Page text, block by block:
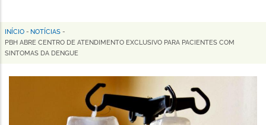
Horizonte
Trilha
de
navegação
INÍCIO - NOTÍCIAS -
PBH ABRE CENTRO DE ATENDIMENTO EXCLUSIVO PARA PACIENTES COM
SINTOMAS DA DENGUE